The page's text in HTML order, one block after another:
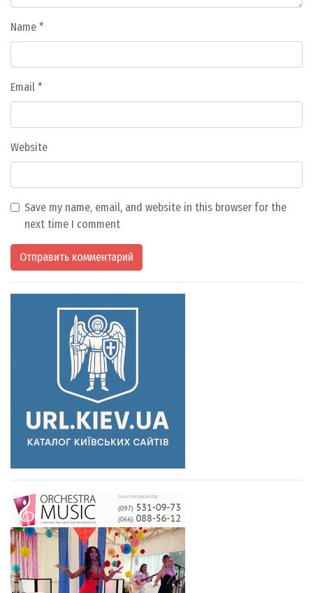
Name *
Email *
Website
Save my name, email, and website in this browser for the
next time I comment